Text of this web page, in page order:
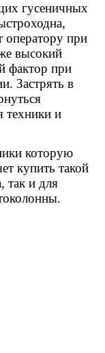
гусеничных
оператору при
высокий
фактор при
Застрять в
техники и
которую
купить такой
так и для